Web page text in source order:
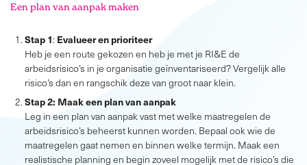
Een plan van aanpak maken
Stap 1: Evalueer en prioriteer
Heb je een route gekozen en heb je met je RI&E de
arbeidsrisico’s in je organisatie geïnventariseerd? Vergelijk alle
risico’s dan en rangschik deze van groot naar klein.
Stap 2: Maak een plan van aanpak
Leg in een plan van aanpak vast met welke maatregelen de
arbeidsrisico’s beheerst kunnen worden. Bepaal ook wie de
maatregelen gaat nemen en binnen welke termijn. Maak een
realistische planning en begin zoveel mogelijk met de risico’s die